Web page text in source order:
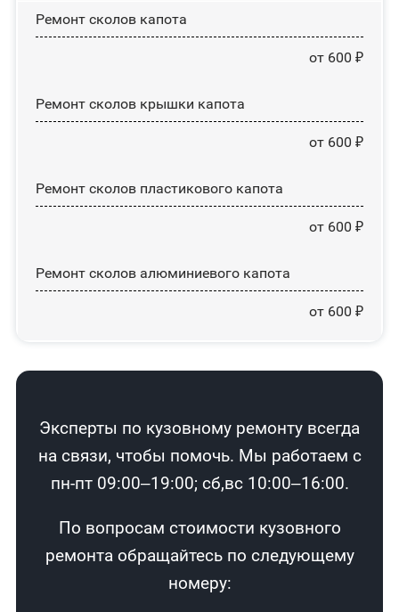
Ремонт сколов капота
от 600 ₽
Ремонт сколов крышки капота
от 600 ₽
Ремонт сколов пластикового капота
от 600 ₽
Ремонт сколов алюминиевого капота
от 600 ₽
Эксперты по кузовному ремонту всегда
на связи, чтобы помочь. Мы работаем с
пн-пт 09:00–19:00; сб,вс 10:00–16:00.
По вопросам стоимости кузовного
ремонта обращайтесь по следующему
номеру: